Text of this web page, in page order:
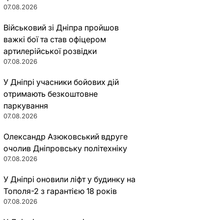
07.08.2026
Військовий зі Дніпра пройшов
важкі бої та став офіцером
артилерійської розвідки
07.08.2026
У Дніпрі учасники бойових дій
отримають безкоштовне
паркування
07.08.2026
Олександр Азюковський вдруге
очолив Дніпровську політехніку
07.08.2026
У Дніпрі оновили ліфт у будинку на
Тополя-2 з гарантією 18 років
07.08.2026